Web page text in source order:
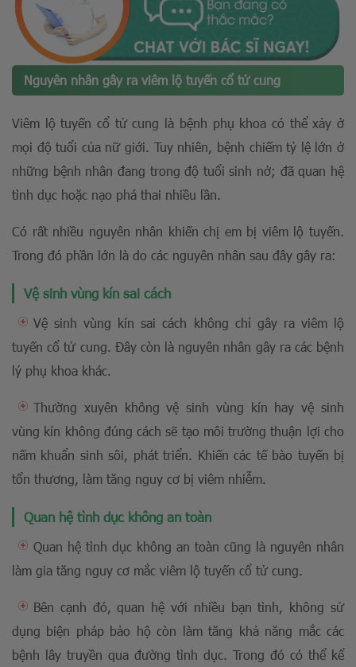
Nguyên nhân gây ra viêm lộ tuyến cổ tử cung
Viêm lộ tuyến cổ tử cung là bệnh phụ khoa có thể xảy ở
mọi độ tuổi của nữ giới. Tuy nhiên, bệnh chiếm tỷ lệ lớn ở
những bệnh nhân đang trong độ tuổi sinh nở; đã quan hệ
tình dục hoặc nạo phá thai nhiều lần.
Có rất nhiều nguyên nhân khiến chị em bị viêm lộ tuyến.
Trong đó phần lớn là do các nguyên nhân sau đây gây ra:
Vệ sinh vùng kín sai cách
Vệ sinh vùng kín sai cách không chỉ gây ra viêm lộ
tuyến cổ tử cung. Đây còn là nguyên nhân gây ra các bệnh
lý phụ khoa khác.
Thường xuyên không vệ sinh vùng kín hay vệ sinh
vùng kín không đúng cách sẽ tạo môi trường thuận lợi cho
nấm khuẩn sinh sôi, phát triển. Khiến các tế bào tuyến bị
tổn thương, làm tăng nguy cơ bị viêm nhiễm.
Quan hệ tình dục không an toàn
Quan hệ tình dục không an toàn cũng là nguyên nhân
làm gia tăng nguy cơ mắc viêm lộ tuyến cổ tử cung.
Bên cạnh đó, quan hệ với nhiều bạn tình, không sử
dụng biện pháp bảo hộ còn làm tăng khả năng mắc các
bệnh lây truyền qua đường tình dục. Trong đó có thể kể